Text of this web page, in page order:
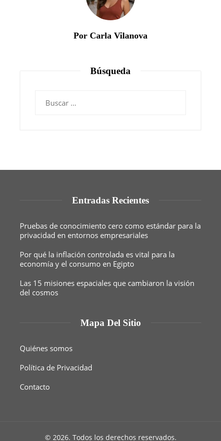
Por Carla Vilanova
Búsqueda
Entradas Recientes
Pruebas de conocimiento cero como estándar para la
privacidad en entornos empresariales
Por qué la inflación controlada es vital para la
economía y el consumo en Egipto
Las 15 misiones espaciales que cambiaron la visión
del cosmos
Mapa Del Sitio
Quiénes somos
Política de Privacidad
Contacto
© 2026. Todos los derechos reservados.